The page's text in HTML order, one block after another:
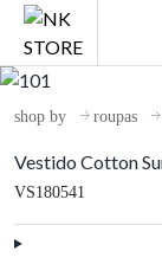
shop by roupas
Vestido Cotton
VS180541